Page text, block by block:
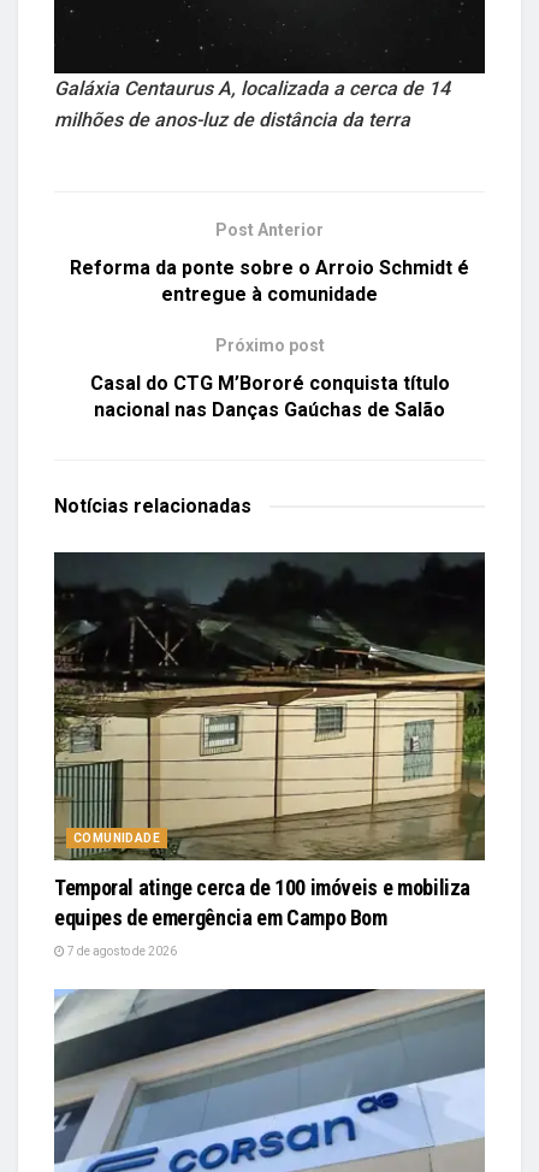
Galáxia Centaurus A, localizada a cerca de 14
milhões de anos-luz de distância da terra
Post Anterior
Reforma da ponte sobre o Arroio Schmidt é
entregue à comunidade
Próximo post
Casal do CTG M’Bororé conquista título
nacional nas Danças Gaúchas de Salão
Notícias relacionadas
COMUNIDADE
Temporal atinge cerca de 100 imóveis e mobiliza
equipes de emergência em Campo Bom
7 de agosto de 2026